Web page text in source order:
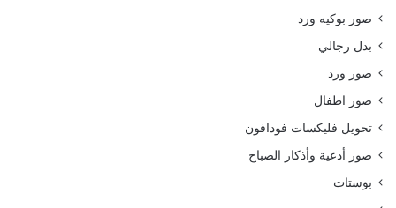
صور بوكيه ورد
بدل رجالي
صور ورد
صور اطفال
تحويل فليكسات فودافون
صور أدعية وأذكار الصباح
بوستات